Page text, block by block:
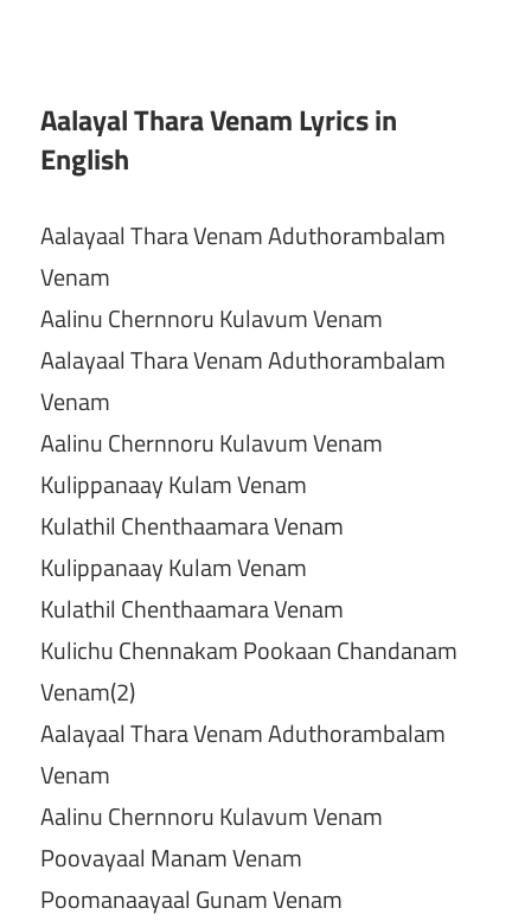
Aalayal Thara Venam Lyrics in
English
Aalayaal Thara Venam Aduthorambalam
Venam
Aalinu Chernnoru Kulavum Venam
Aalayaal Thara Venam Aduthorambalam
Venam
Aalinu Chernnoru Kulavum Venam
Kulippanaay Kulam Venam
Kulathil Chenthaamara Venam
Kulippanaay Kulam Venam
Kulathil Chenthaamara Venam
Kulichu Chennakam Pookaan Chandanam
Venam(2)
Aalayaal Thara Venam Aduthorambalam
Venam
Aalinu Chernnoru Kulavum Venam
Poovayaal Manam Venam
Poomanaayaal Gunam Venam